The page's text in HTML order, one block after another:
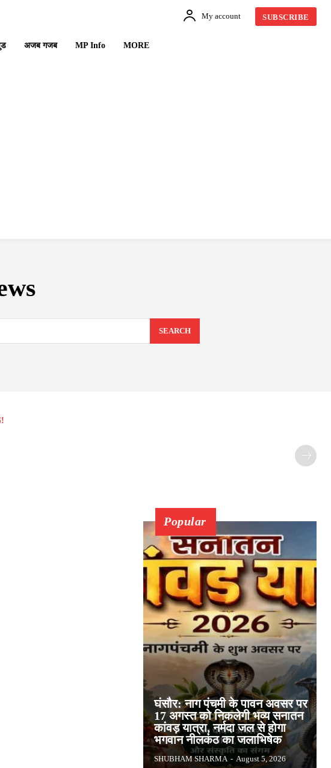
My account SUBSCRIBE
अजब गजब MP Info MORE
SEARCH
Popular
घंसौर: नाग पंचमी के पावन अवसर पर
17 अगस्त को निकलेगी भव्य सनातन
कांवड़ यात्रा, नर्मदा जल से होगा
भगवान नीलकंठ का जलाभिषेक
SHUBHAM SHARMA - August 5, 2026